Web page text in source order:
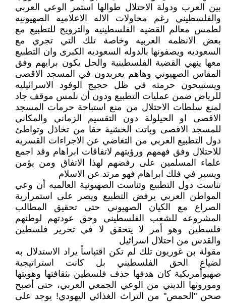
بين العرب ودولة الاحتلال طوالها استمر الوعي العربي
والفلسطيني رغم محاولات الاله الاعلاميه الصهيونيه
لطمس معالم القضيه الفلسطينيه والترويج للتطبيع مع
بعض الانظمه العربيه وخاصة تلك التي تجري مع
السعوديه ويصفونها بالدوله السعوديه الكبرى وان التطبيع
معها ينهي القضية الفلسطينية والحل يكون برايهم وفق
المقاس الصهيوني وهاهم يعربدون في المسجد الاقصى
ويستبيحون حرمته في ظل حجيج الوفود الاسرائيليه
للرياض ضمن عمليات التطبيع ودون أن نلمس موقف جاد
لمنع سلطات الاحتلال من منع استباحة حرمات المسجد
الاقصى او الحيلولة دون التقسيم الزماني والمكاني
للمسجد الاقصى وباتت الخشية حقا من تخاذل وتواطئ
دول التطبيع العربي من التغاضي عن الاجراءات القسريه
للاحتلال وفق فهمهم ورؤيتهم لاتفاقات ابراهام وقد اجمع
علماء المسلمين على رفضهم لهذا الاتفاق ومن يؤمن
ويسير في فلك ابراهام فهو مرتد عن الاسلام
تناست دول التطبيع وتناست الصهيونية العالميه أن وعي
المواطن العربي يرفض التطبيع ويصر على استمرارية
الصراع مع الكيان الصهيوني حتى تحقيق المطالب
المشروعه للشعب الفلسطيني وحق عودتهم لوطنهم
فلسطين وهو أمر لا يتحقق لا في تحرير فلسطين
والقدس من احتلال اسرائيل
مقولة بن غوريون تلك لم تكن اقتباساً يراد الاستدلال به
لضياع الحق الفلسطيني بل كانت استراتيجية
صهيوأمريكية كان هدفها حذف فلسطين بثقافتها وهويتها
وموروثها الديني من الوعي الجمعي العربي، حتى أصبح
صحن "الحمص" من التراث الغذائي اليهودي! يوجد على